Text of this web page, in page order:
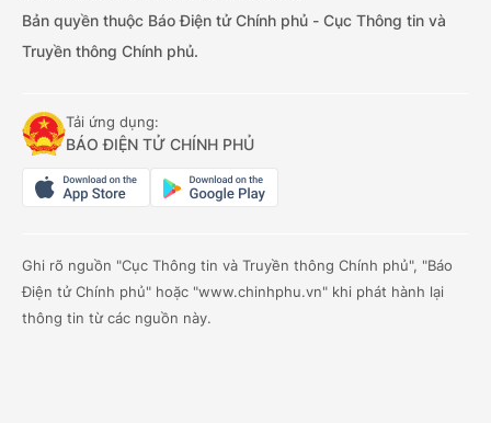
Bản quyền thuộc Báo Điện tử Chính phủ - Cục Thông tin và
Truyền thông Chính phủ.
Tải ứng dụng:
BÁO ĐIỆN TỬ CHÍNH PHỦ
Ghi rõ nguồn "Cục Thông tin và Truyền thông Chính phủ", "Báo
Điện tử Chính phủ" hoặc "www.chinhphu.vn" khi phát hành lại
thông tin từ các nguồn này.